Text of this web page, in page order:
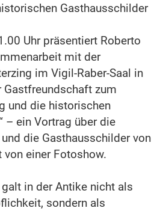
Gasthausschilder
Uhr präsentiert Roberto
mit der
im Vigil-Raber-Saal in
Gastfreundschaft zum
und die historischen
– ein Vortrag über die
die Gasthausschilder von
einer Fotoshow.
in der Antike nicht als
sondern als